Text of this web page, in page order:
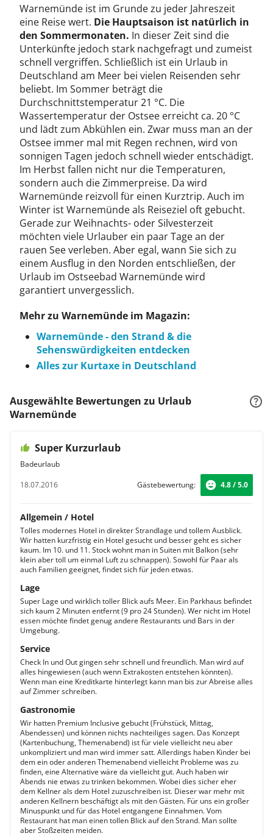
Warnemünde ist im Grunde zu jeder Jahreszeit
eine Reise wert. Die Hauptsaison ist natürlich in
den Sommermonaten. In dieser Zeit sind die
Unterkünfte jedoch stark nachgefragt und zumeist
schnell vergriffen. Schließlich ist ein Urlaub in
Deutschland am Meer bei vielen Reisenden sehr
beliebt. Im Sommer beträgt die
Durchschnittstemperatur 21 °C. Die
Wassertemperatur der Ostsee erreicht ca. 20 °C
und lädt zum Abkühlen ein. Zwar muss man an der
Ostsee immer mal mit Regen rechnen, wird von
sonnigen Tagen jedoch schnell wieder entschädigt.
Im Herbst fallen nicht nur die Temperaturen,
sondern auch die Zimmerpreise. Da wird
Warnemünde reizvoll für einen Kurztrip. Auch im
Winter ist Warnemünde als Reiseziel oft gebucht.
Gerade zur Weihnachts- oder Silvesterzeit
möchten viele Urlauber ein paar Tage an der
rauen See verleben. Aber egal, wann Sie sich zu
einem Ausflug in den Norden entschließen, der
Urlaub im Ostseebad Warnemünde wird
garantiert unvergesslich.
Mehr zu Warnemünde im Magazin:
Warnemünde - den Strand & die
Sehenswürdigkeiten entdecken
Alles zur Kurtaxe in Deutschland
Ausgewählte Bewertungen zu Urlaub
Warnemünde
Super Kurzurlaub
Badeurlaub
18.07.2016
Gästebewertung: 4.8 / 5.0
Allgemein / Hotel
Tolles modernes Hotel in direkter Strandlage und tollem Ausblick.
Wir hatten kurzfristig ein Hotel gesucht und besser geht es sicher
kaum. Im 10. und 11. Stock wohnt man in Suiten mit Balkon (sehr
klein aber toll um einmal Luft zu schnappen). Sowohl für Paar als
auch Familien geeignet, findet sich für jeden etwas.
Lage
Super Lage und wirklich toller Blick aufs Meer. Ein Parkhaus befindet
sich kaum 2 Minuten entfernt (9 pro 24 Stunden). Wer nicht im Hotel
essen möchte findet genug andere Restaurants und Bars in der
Umgebung.
Service
Check In und Out gingen sehr schnell und freundlich. Man wird auf
alles hingewiesen (auch wenn Extrakosten entstehen könnten).
Wenn man eine Kreditkarte hinterlegt kann man bis zur Abreise alles
auf Zimmer schreiben.
Gastronomie
Wir hatten Premium Inclusive gebucht (Frühstück, Mittag,
Abendessen) und können nichts nachteiliges sagen. Das Konzept
(Kartenbuchung, Themenabend) ist für viele vielleicht neu aber
unkompliziert und man wird immer satt. Allerdings haben Kinder bei
dem ein oder anderen Themenabend vielleicht Probleme was zu
finden, eine Alternative wäre da vielleicht gut. Auch haben wir
Abends nie etwas zu trinken bekommen. Wobei dies sicher eher
dem Kellner als dem Hotel zuzuschreiben ist. Dieser war mehr mit
anderen Kellnern beschäftigt als mit den Gästen. Für uns ein großer
Minuspunkt und für das Hotel entgangene Einnahmen. Vom
Restaurant hat man einen tollen Blick auf den Strand. Man sollte
aber Stoßzeiten meiden.